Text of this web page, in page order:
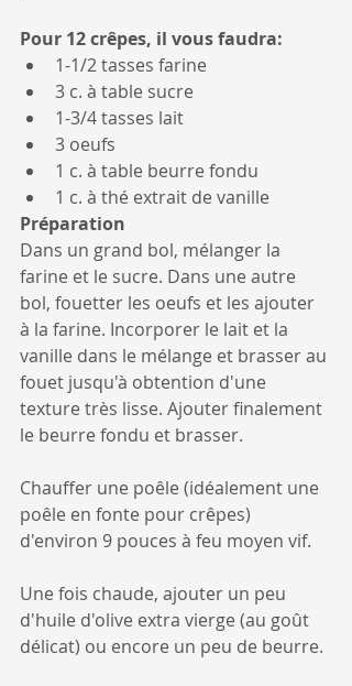
Pour 12 crêpes, il vous faudra:
1-1/2 tasses farine
3 c. à table sucre
1-3/4 tasses lait
3 oeufs
1 c. à table beurre fondu
1 c. à thé extrait de vanille
Préparation
Dans un grand bol, mélanger la
farine et le sucre. Dans une autre
bol, fouetter les oeufs et les ajouter
à la farine. Incorporer le lait et la
vanille dans le mélange et brasser au
fouet jusqu'à obtention d'une
texture très lisse. Ajouter finalement
le beurre fondu et brasser.
Chauffer une poêle (idéalement une
poêle en fonte pour crêpes)
d'environ 9 pouces à feu moyen vif.
Une fois chaude, ajouter un peu
d'huile d'olive extra vierge (au goût
délicat) ou encore un peu de beurre.